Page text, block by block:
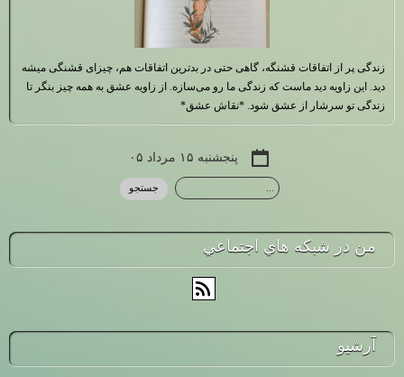
زندگی پر از اتفاقات قشنگه، گاهی حتی در بدترین اتفاقات هم، چیزای قشنگی میشه
دید. این زاویه دید ماست که زندگی ما رو می‌سازه. از زاویه عشق به همه چیز بنگر تا
زندگی تو سرشار از عشق شود. *نقاش عشق*
پنجشنبه ۱۵ مرداد ۰۵
من در شبكه هاي اجتماعي
آرشيو